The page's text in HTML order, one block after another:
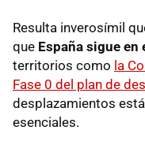
Resulta inverosímil
que España sigue en
territorios como la
Fase 0 del plan de
desplazamientos
esenciales.